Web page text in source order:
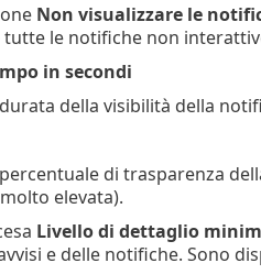
Non visualizzare le
le notifiche non
in secondi
della visibilità della
di trasparenza
elevata).
Livello di dettaglio
e delle notifiche. Sono